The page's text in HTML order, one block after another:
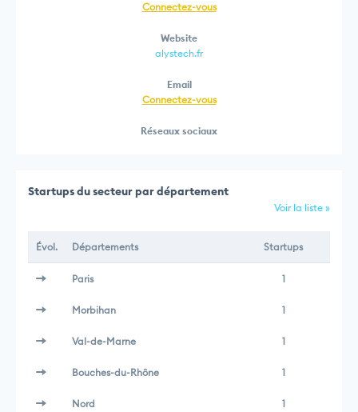
Connectez-vous
Website
alystech.fr
Email
Connectez-vous
Réseaux sociaux
Startups du secteur par département
Voir la liste »
Évol. Départements Startups
Paris 1
Morbihan 1
Val-de-Marne 1
Bouches-du-Rhône 1
Nord 1